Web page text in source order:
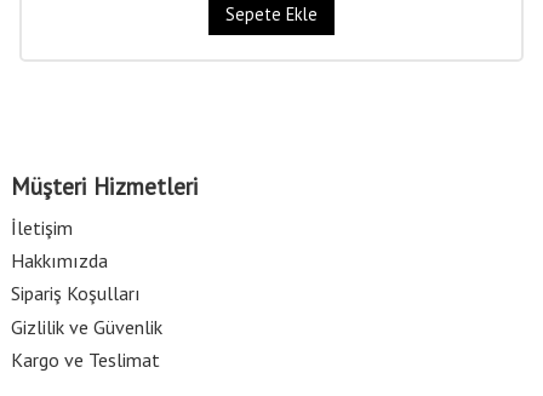
Sepete Ekle
Müşteri Hizmetleri
İletişim
Hakkımızda
Sipariş Koşulları
Gizlilik ve Güvenlik
Kargo ve Teslimat